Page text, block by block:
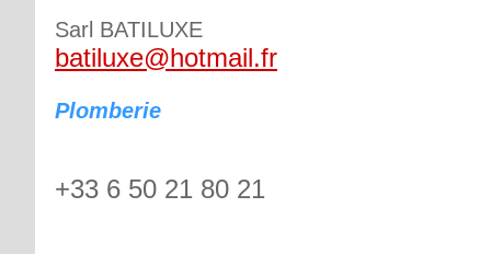
Sarl BATILUXE
batiluxe@hotmail.fr
Plomberie
+33 6 50 21 80 21